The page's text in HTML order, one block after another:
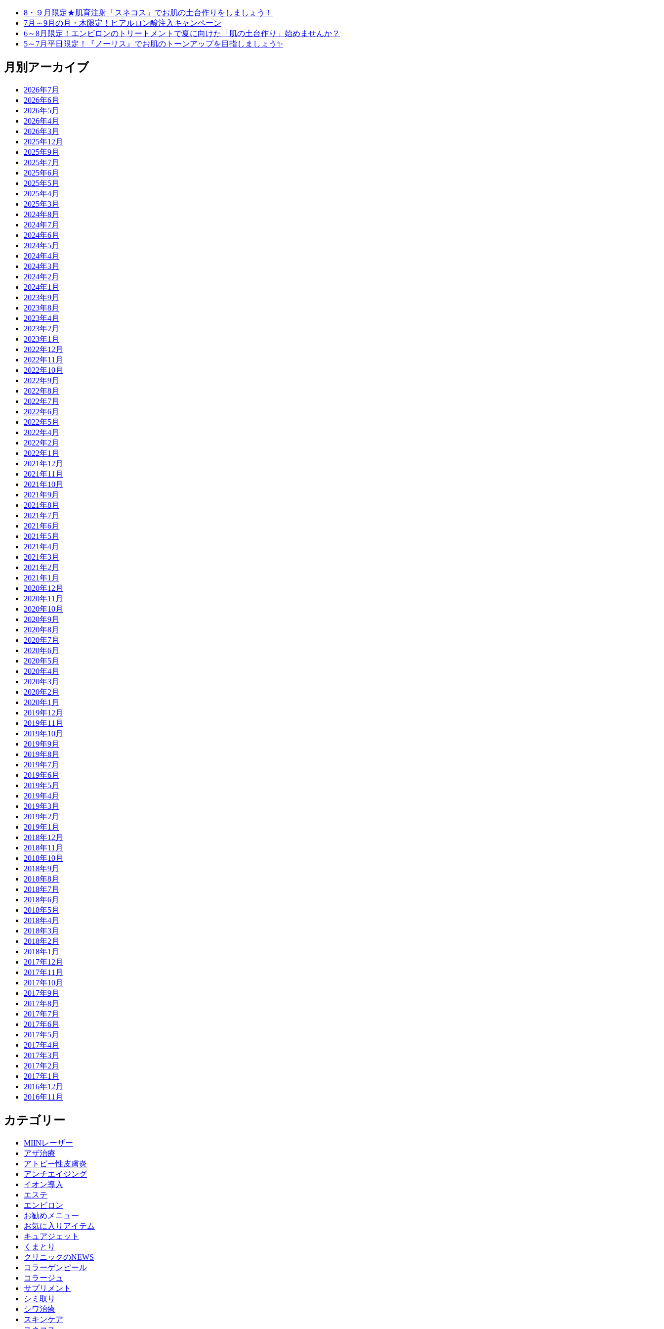
8・９月限定★肌育注射「スネコス」でお肌の土台作りをしましょう！
7月～9月の月・木限定！ヒアルロン酸注入キャンペーン
6～8月限定！エンビロンのトリートメントで夏に向けた「肌の土台作り」始めませんか？
5～7月平日限定！『ノーリス』でお肌のトーンアップを目指しましょう✨
月別アーカイブ
2026年7月
2026年6月
2026年5月
2026年4月
2026年3月
2025年12月
2025年9月
2025年7月
2025年6月
2025年5月
2025年4月
2025年3月
2024年8月
2024年7月
2024年6月
2024年5月
2024年4月
2024年3月
2024年2月
2024年1月
2023年9月
2023年8月
2023年4月
2023年2月
2023年1月
2022年12月
2022年11月
2022年10月
2022年9月
2022年8月
2022年7月
2022年6月
2022年5月
2022年4月
2022年2月
2022年1月
2021年12月
2021年11月
2021年10月
2021年9月
2021年8月
2021年7月
2021年6月
2021年5月
2021年4月
2021年3月
2021年2月
2021年1月
2020年12月
2020年11月
2020年10月
2020年9月
2020年8月
2020年7月
2020年6月
2020年5月
2020年4月
2020年3月
2020年2月
2020年1月
2019年12月
2019年11月
2019年10月
2019年9月
2019年8月
2019年7月
2019年6月
2019年5月
2019年4月
2019年3月
2019年2月
2019年1月
2018年12月
2018年11月
2018年10月
2018年9月
2018年8月
2018年7月
2018年6月
2018年5月
2018年4月
2018年3月
2018年2月
2018年1月
2017年12月
2017年11月
2017年10月
2017年9月
2017年8月
2017年7月
2017年6月
2017年5月
2017年4月
2017年3月
2017年2月
2017年1月
2016年12月
2016年11月
カテゴリー
MIINレーザー
アザ治療
アトピー性皮膚炎
アンチエイジング
イオン導入
エステ
エンビロン
お勧めメニュー
お気に入りアイテム
キュアジェット
くまとり
クリニックのNEWS
コラーゲンピール
コラージュ
サプリメント
シミ取り
シワ治療
スキンケア